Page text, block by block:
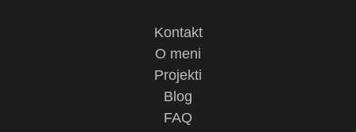
Kontakt
O meni
Projekti
Blog
FAQ